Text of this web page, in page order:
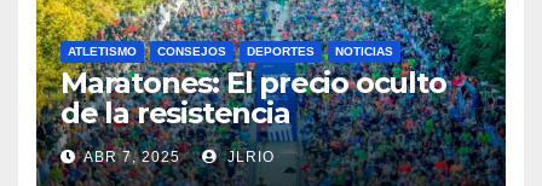
ATLETISMO CONSEJOS DEPORTES NOTICIAS
Maratones: El precio oculto
de la resistencia
ABR 7, 2025 JLRIO